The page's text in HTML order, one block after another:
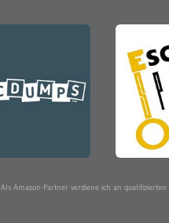
Als Amazon-Partner verdiene ich an qualifizierten